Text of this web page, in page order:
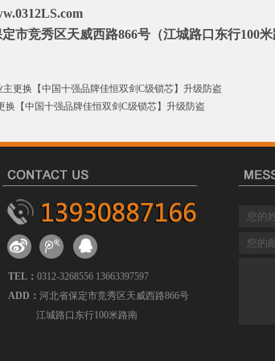
定市竞秀区天威西路866号（江城路口东行100
更换【中国十强品牌佳恒双剑C级锁芯】升级防盗
换【中国十强品牌佳恒双剑C级锁芯】升级防盗
TEL： 0312-3268556 13663397597
ADD： 河北省保定市竞秀区天威西路866号
江城路口东行100米路南